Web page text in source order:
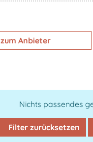
zum Anbieter
Nichts passendes
Filter zurücksetzen